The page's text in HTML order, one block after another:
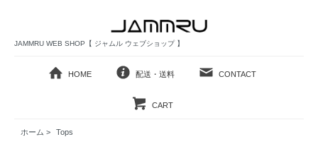
JAMMRU WEB SHOP【 ジャムル ウェブショップ 】
HOME 配送・送料 CONTACT
CART
ホーム > Tops